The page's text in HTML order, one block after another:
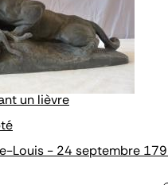
un lièvre
Louis - 24 septembre